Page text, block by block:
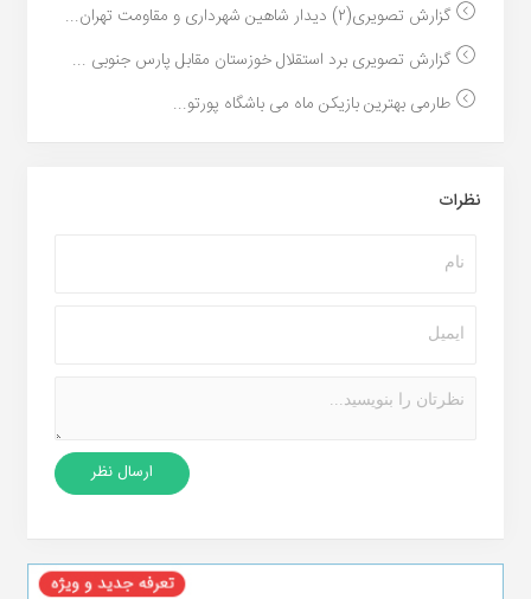
گزارش تصویری(۲) دیدار شاهین شهرداری و مقاومت تهران...
گزارش تصویری برد استقلال خوزستان مقابل پارس جنوبی ...
طارمی بهترین بازیکن ماه می باشگاه پورتو...
نظرات